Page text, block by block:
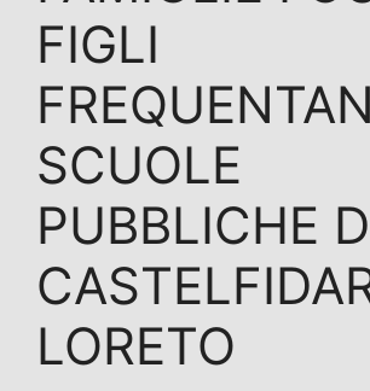
FIGLI
SCUOLE
PUBBLICHE
LORETO